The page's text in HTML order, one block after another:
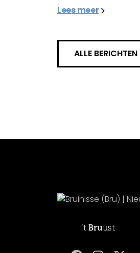
Lees meer
ALLE BERICHTEN
't Bruust